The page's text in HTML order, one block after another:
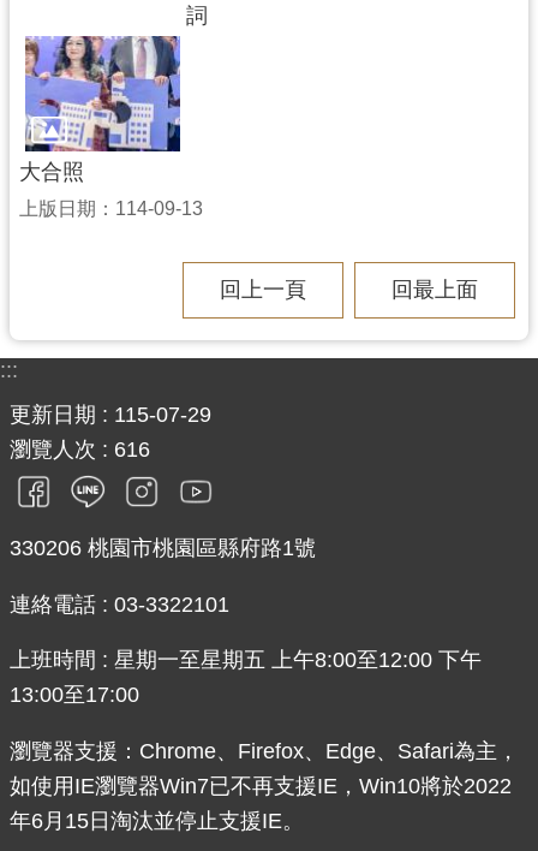
詞
大合照
上版日期：114-09-13
回上一頁 回最上面
:::
更新日期
115-07-29
瀏覽人次
616
330206 桃園市桃園區縣府路1號
連絡電話 : 03-3322101
上班時間 : 星期一至星期五 上午8:00至12:00 下午
13:00至17:00
瀏覽器支援：Chrome、Firefox、Edge、Safari為主，
如使用IE瀏覽器Win7已不再支援IE，Win10將於2022
年6月15日淘汰並停止支援IE。